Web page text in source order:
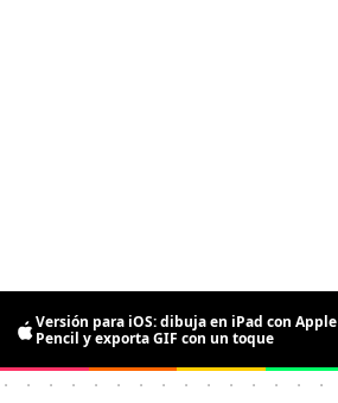
La versión para Android ya está aquí:
gratis por tiempo limitado para dibujar
pixel art animado
Versión para iOS: dibuja en iPad con Apple
Pencil y exporta GIF con un toque